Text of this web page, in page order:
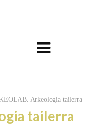
Arkeologia tailerra
tailerra